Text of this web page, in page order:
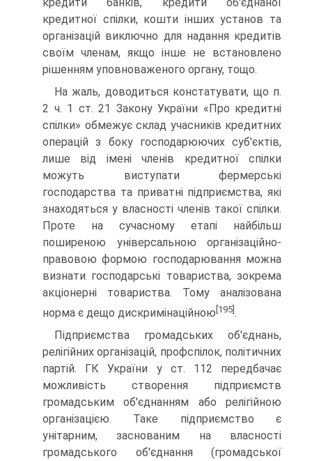
кредитної спілки, кошти інших установ та
організацій ви­ключно для надання кредитів
своїм членам, якщо інше не встановлено
рішенням уповноваженого органу, тощо.
На жаль, доводиться констатувати, що п.
2 ч. 1 ст. 21 Закону України «Про кредитні
спілки» обмежує склад учас­ників кредитних
операцій з боку господарюючих суб'єктів,
лише від імені членів кредитної спілки
можуть виступати фермерські
господарства та приватні підприємства, які
знаходяться у власності членів такої спілки.
Проте на сучас­ному етапі найбільш
поширеною універсальною організа­ційно-
правовою формою господарювання можна
визнати господарські товариства, зокрема
акціонерні товариства. Тому аналізована
норма є дещо дискримінаційною [195].
Підприємства громадських об'єднань,
релігійних органі­зацій, профспілок, політичних
партій. ГК України у ст. 112 передбачає
можливість створення підприємств
громадським об'єднанням або релігійною
організацією. Таке підприємство є
унітарним, заснованим на власності
громадського об'єд­нання (громадської